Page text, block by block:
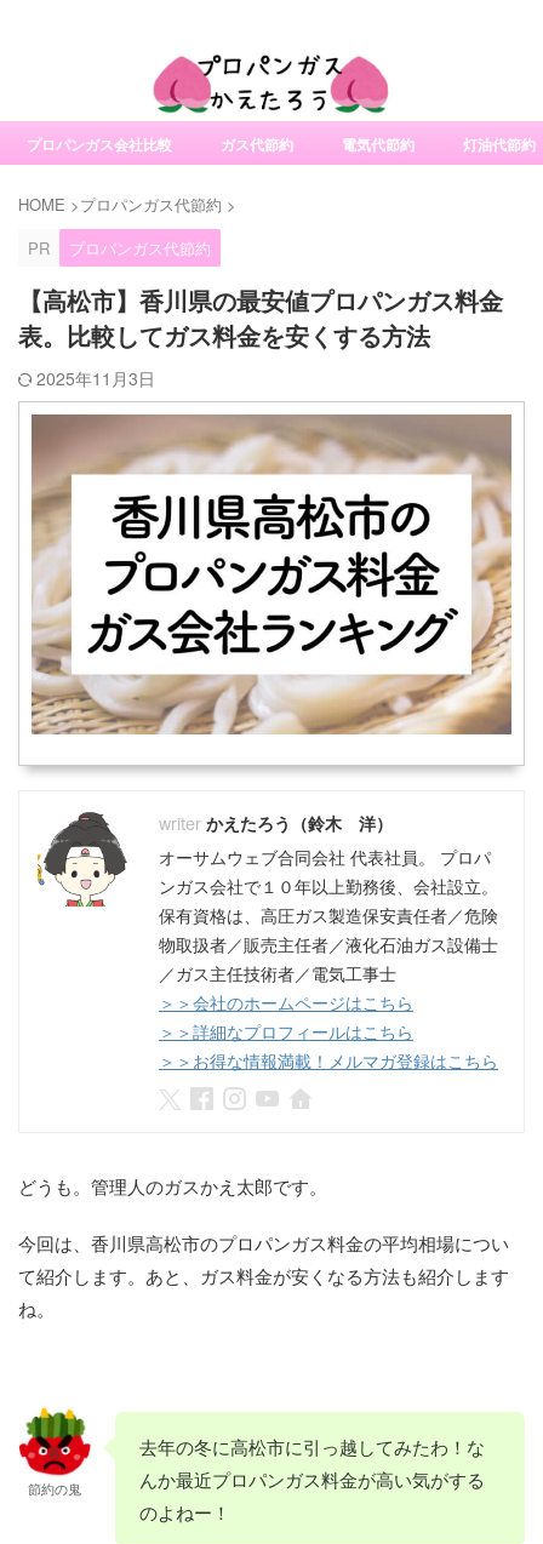
プロパンガス会社比較 ガス代節約 電気代節約 灯油代節約
HOME >プロパンガス代節約 >
PR
プロパンガス代節約
【高松市】香川県の最安値プロパンガス料金
表。比較してガス料金を安くする方法
2025年11月3日
かえたろう（鈴木 洋）
オーサムウェブ合同会社 代表社員。 プロパ
ンガス会社で１０年以上勤務後、会社設立。
保有資格は、高圧ガス製造保安責任者／危険
物取扱者／販売主任者／液化石油ガス設備士
／ガス主任技術者／電気工事士
＞＞会社のホームページはこちら
＞＞詳細なプロフィールはこちら
＞＞お得な情報満載！メルマガ登録はこちら
どうも。管理人のガスかえ太郎です。
今回は、香川県高松市のプロパンガス料金の平均相場につい
て紹介します。あと、ガス料金が安くなる方法も紹介します
ね。
節約の鬼
去年の冬に高松市に引っ越してみたわ！な
んか最近プロパンガス料金が高い気がする
のよねー！